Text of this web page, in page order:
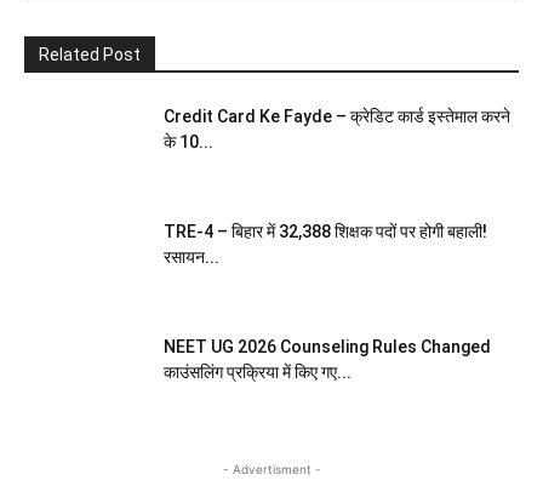
Related Post
Credit Card Ke Fayde – क्रेडिट कार्ड इस्तेमाल करने
के 10...
TRE-4 – बिहार में 32,388 शिक्षक पदों पर होगी बहाली!
रसायन...
NEET UG 2026 Counseling Rules Changed
काउंसलिंग प्रक्रिया में किए गए...
- Advertisment -